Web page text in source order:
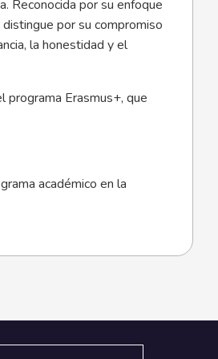
Reconocida por su enfoque
por su compromiso
la honestidad y el
programa Erasmus+, que
académico en la